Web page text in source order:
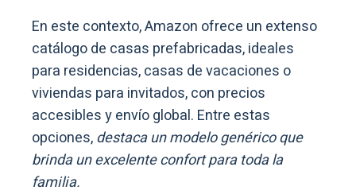
En este contexto, Amazon ofrece un extenso
catálogo de casas prefabricadas, ideales
para residencias, casas de vacaciones o
viviendas para invitados, con precios
accesibles y envío global. Entre estas
opciones,destaca un modelo genérico que
brinda un excelente confort para toda la
familia.